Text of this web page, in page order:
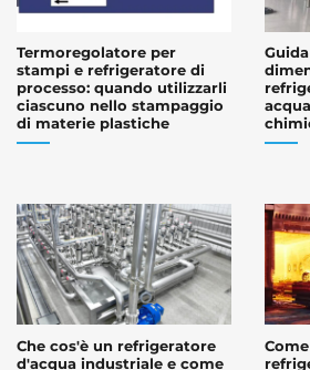
Termoregolatore per
stampi e refrigeratore di
processo: quando utilizzarli
ciascuno nello stampaggio
di materie plastiche
Che cos'è un refrigeratore
d'acqua industriale e come